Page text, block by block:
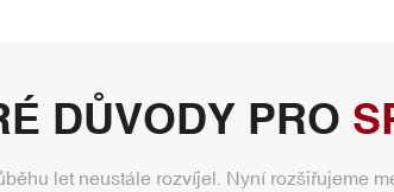
DŮVODY PRO
let neustále rozvíjel. Nyní rozšiřujeme